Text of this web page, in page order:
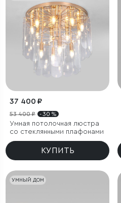
37 400 ₽
53 400 ₽ - 30 %
Умная потолочная люстра
со стеклянными плафонами
КУПИТЬ
УМНЫЙ ДОМ